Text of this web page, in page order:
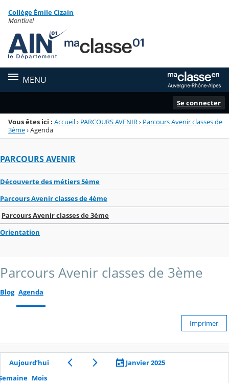
Menu de la rubrique
Contenu
Collège Émile Cizain
Montluel
MENU
Se connecter
Vous êtes ici : Accueil› PARCOURS AVENIR› Parcours Avenir classes de
3ème›Agenda
PARCOURS AVENIR
Découverte des métiers 5ème
Parcours Avenir classes de 4ème
Parcours Avenir classes de 3ème
Orientation
Parcours Avenir classes de 3ème
Blog Agenda
Imprimer
Aujourd’hui
Janvier 2025
Mois